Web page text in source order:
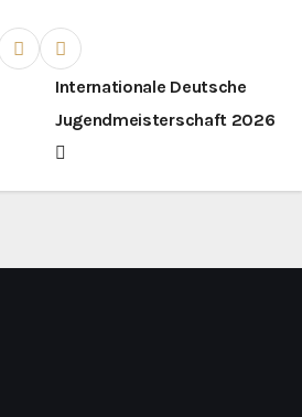
Internationale Deutsche
Jugendmeisterschaft 2026